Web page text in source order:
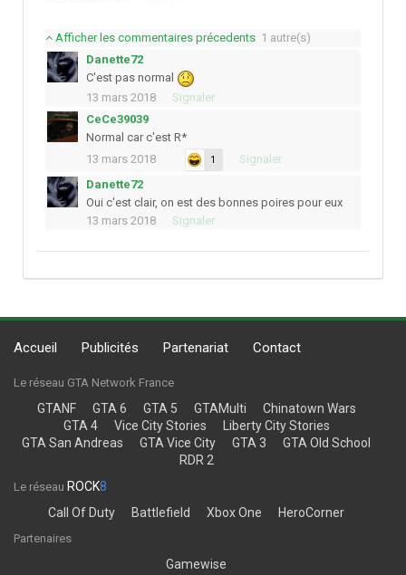
Afficher les commentaires précedents 1 autre(s)
Danette72
C'est pas normal
13 mars 2018
Signaler
CeCe39039
Normal car c'est R*
13 mars 2018
1
Signaler
Danette72
Oui c'est clair, on est des bonnes poires pour eux
13 mars 2018
Signaler
Accueil Publicités Partenariat Contact
Le réseau GTA Network France
GTANF GTA 6 GTA 5 GTAMulti
Chinatown Wars
GTA 4
Vice City Stories
Liberty City Stories
GTA San Andreas
GTA Vice City GTA 3
GTA Old School
RDR 2
Le réseau ROCK8
Call Of Duty
Battlefield Xbox One HeroCorner
Partenaires
Gamewise